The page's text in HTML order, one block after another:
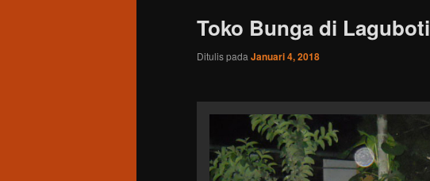
Toko Bunga di Laguboti
Ditulis pada Januari 4, 2018